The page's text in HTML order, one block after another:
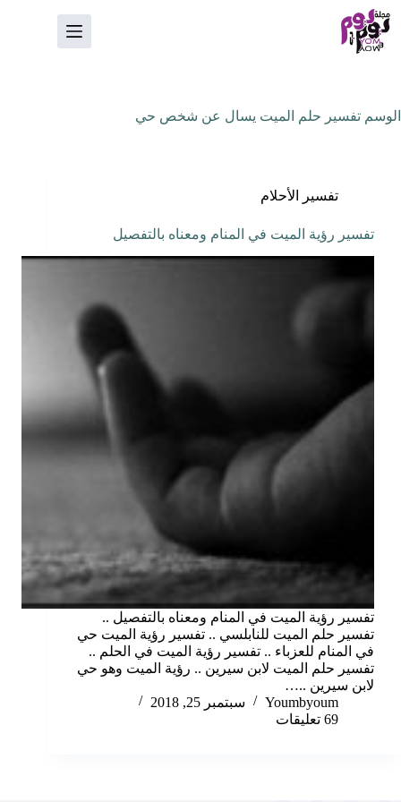
التجاوز
إلى
المحتوى
الوسم تفسير حلم الميت يسال عن شخص حي
تفسير الأحلام
تفسير رؤية الميت في المنام ومعناه بالتفصيل
تفسير رؤية الميت في المنام ومعناه بالتفصيل ..
تفسير حلم الميت للنابلسي .. تفسير رؤية الميت حي
في المنام للعزباء .. تفسير رؤية الميت في الحلم ..
تفسير حلم الميت لابن سيرين .. رؤية الميت وهو حي
لابن سيرين ..…
Youmbyoum
سبتمبر 25, 2018
69 تعليقات